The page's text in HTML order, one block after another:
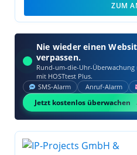
ZUM
Nie wieder einen
verpassen.
Rund-um-die-Uhr-Überwachung
mit HOSTtest Plus.
SMS‑Alarm Anruf‑Alarm
Jetzt kostenlos überwachen